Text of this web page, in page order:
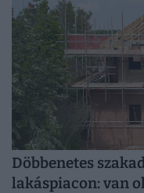
Döbbenetes
lakáspiacon: van